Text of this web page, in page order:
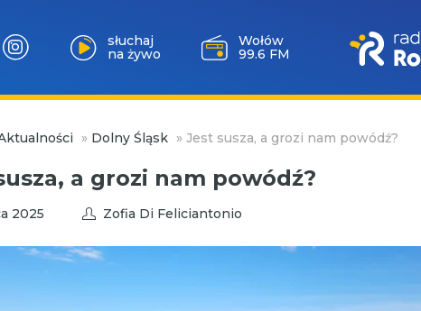
słuchaj
na żywo
Wołów
99.6 FM
» Dolny Śląsk » Jest susza, a grozi nam powódź?
a grozi nam powódź?
2025 Zofia Di Feliciantonio